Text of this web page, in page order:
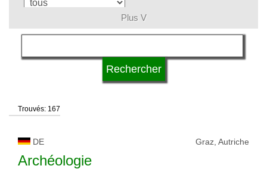
langue
type d'université
statut d'université
Plus V
Trouvés: 167
DE Graz, Autriche
Archéologie